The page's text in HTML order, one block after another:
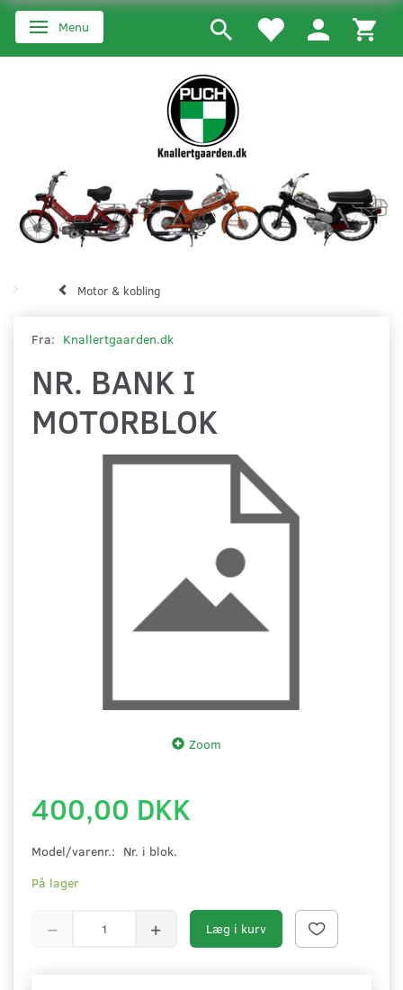
Skifte navigation
Menu
Motor & kobling
Fra: Knallertgaarden.dk
NR. BANK I
MOTORBLOK
Zoom
400,00 DKK
Model/varenr.: Nr. i blok.
På lager
Læg i kurv